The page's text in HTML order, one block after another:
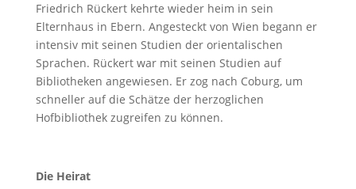
Friedrich Rückert kehrte wieder heim in sein
Elternhaus in Ebern. Angesteckt von Wien begann er
intensiv mit seinen Studien der orientalischen
Sprachen. Rückert war mit seinen Studien auf
Bibliotheken angewiesen. Er zog nach Coburg, um
schneller auf die Schätze der herzoglichen
Hofbibliothek zugreifen zu können.
Die Heirat